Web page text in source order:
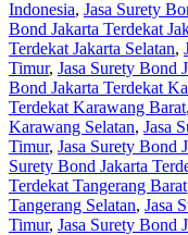
Indonesia, Jasa Surety
Bond Jakarta Terdekat
Terdekat Jakarta Selatan,
Timur, Jasa Surety Bond
Bond Jakarta Terdekat
Terdekat Karawang Barat,
Karawang Selatan, Jasa
Timur, Jasa Surety Bond
Surety Bond Jakarta
Terdekat Tangerang Barat
Tangerang Selatan, Jasa
Timur, Jasa Surety Bond